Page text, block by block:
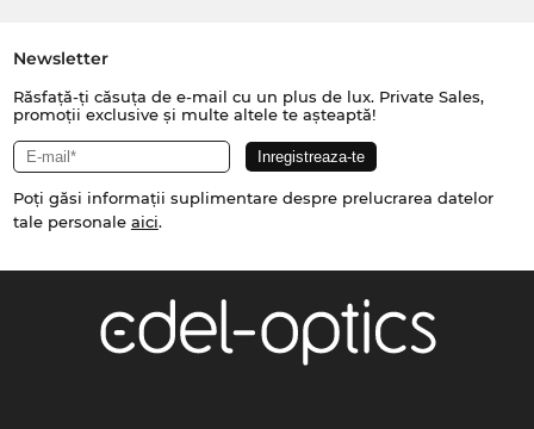
Newsletter
Răsfață-ți căsuța de e-mail cu un plus de lux. Private Sales,
promoții exclusive și multe altele te așteaptă!
Poți găsi informații suplimentare despre prelucrarea datelor
tale personale aici.